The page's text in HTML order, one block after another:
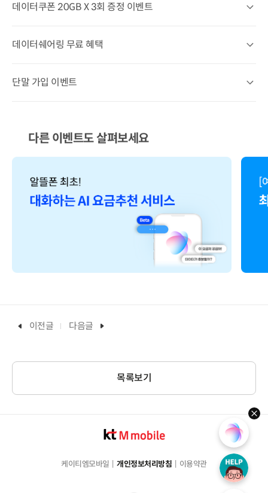
데이터쿠폰 20GB X 3회 증정 이벤트
데이터쿠폰 20GB X 3회 증정 이벤트 상세열기
데이터쉐어링 무료 혜택
데이터쉐어링 무료 혜택 상세열기
단말 가입 이벤트
단말 가입 이벤트 상세열기
다른 이벤트도 살펴보세요
이전글 다음글
목록보기
케이티엠모바일 개인정보처리방침 이용약관
help